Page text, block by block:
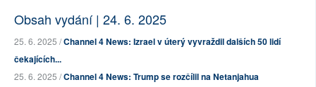
Obsah vydání | 24. 6. 2025
25. 6. 2025 /Channel 4 News: Izrael v úterý vyvraždil dalších 50 lidí
čekajících...
25. 6. 2025 /Channel 4 News: Trump se rozčílil na Netanjahua